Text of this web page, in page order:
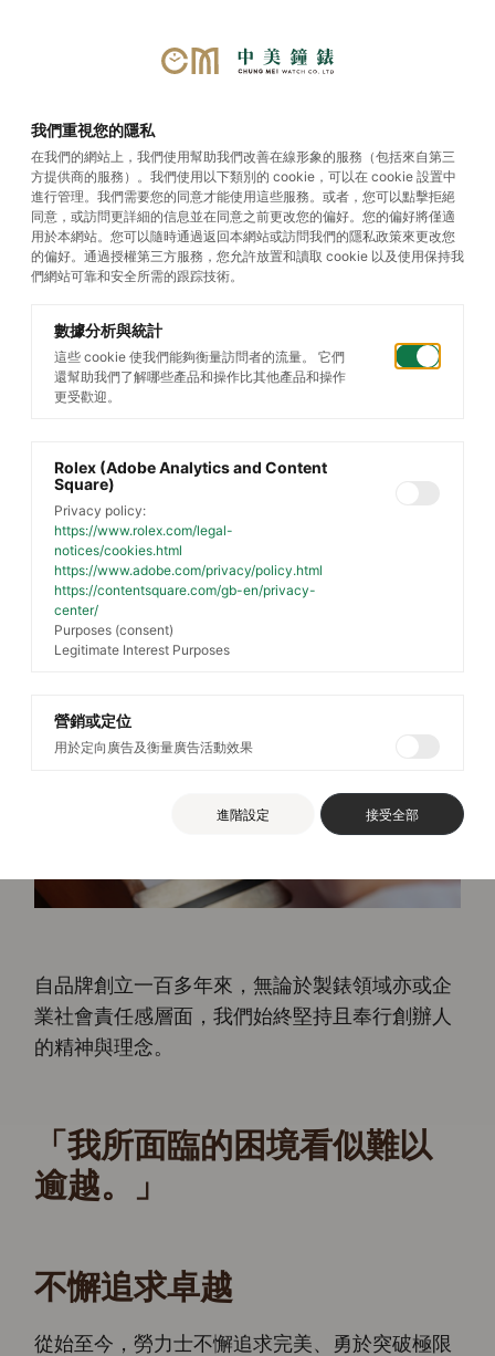
勞力士
徜徉勞力士世界
漢斯・威爾斯多夫（Hans Wilsdorf）不懈追求
卓越，他堅信人類具有不斷創新的潛能。
2024/06/19 發布
自品牌創立一百多年來，無論於製錶領域亦或企
業社會責任感層面，我們始終堅持且奉行創辦人
的精神與理念。
「我所面臨的困境看似難以
逾越。」
不懈追求卓越
從始至今，勞力士不懈追求完美、勇於突破極限
我們重視您的隱私
在我們的網站上，我們使用幫助我們改善在線形象的服務（包括來自第三
方提供商的服務）。我們使用以下類別的 cookie，可以在 cookie 設置中
進行管理。我們需要您的同意才能使用這些服務。或者，您可以點擊拒絕
同意，或訪問更詳細的信息並在同意之前更改您的偏好。您的偏好將僅適
用於本網站。您可以隨時通過返回本網站或訪問我們的隱私政策來更改您
的偏好。通過授權第三方服務，您允許放置和讀取 cookie 以及使用保持我
們網站可靠和安全所需的跟踪技術。
數據分析與統計
這些 cookie 使我們能夠衡量訪問者的流量。 它們
還幫助我們了解哪些產品和操作比其他產品和操作
更受歡迎。
Rolex (Adobe Analytics and Content
Square)
Privacy policy:
https://www.rolex.com/legal-
notices/cookies.html
https://www.adobe.com/privacy/policy.html
https://contentsquare.com/gb-en/privacy-
center/
Purposes (consent)
Legitimate Interest Purposes
營銷或定位
用於定向廣告及衡量廣告活動效果
進階設定 接受全部